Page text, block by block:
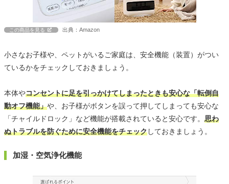
この商品を見る 出典：Amazon
小さなお子様や、ペットがいるご家庭は、安全機能（装置）がつい
ているかをチェックしておきましょう。
本体やコンセントに足を引っかけてしまったときも安心な「転倒自
動オフ機能」や、お子様がボタンを誤って押してしまっても安心な
「チャイルドロック」など機能が搭載されていると安心です。 思わ
ぬトラブルを防ぐために安全機能をチェックしておきましょう。
加湿・空気浄化機能